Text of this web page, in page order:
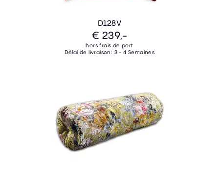
D128V
€ 239,-
hors frais de port
Délai de livraison: 3 - 4 Semaines